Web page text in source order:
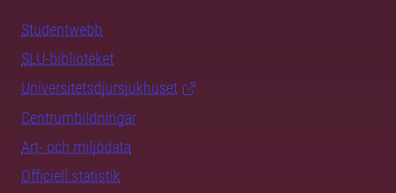
Studentwebb
SLU-biblioteket
Universitetsdjursjukhuset
Centrumbildningar
Art- och miljödata
Officiell statistik